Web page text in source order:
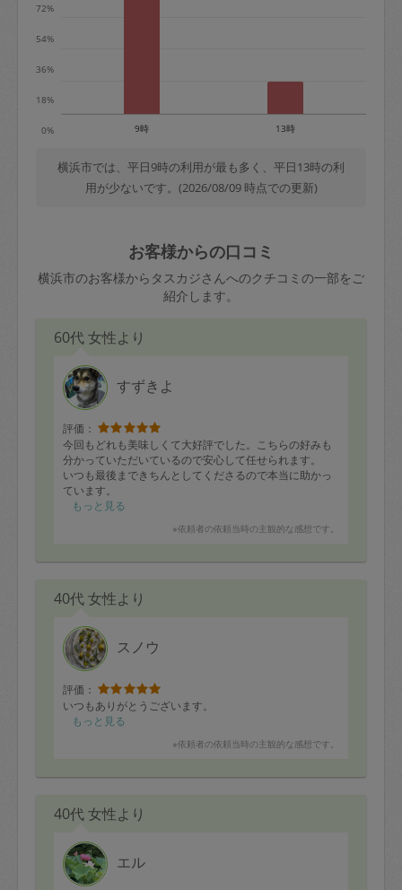
0%
18%
36%
54%
72%
9時 13時
横浜市では、平日9時の利用が最も多く、平日13時の利
用が少ないです。(2026/08/09 時点での更新)
お客様からの口コミ
横浜市のお客様からタスカジさんへのクチコミの一部をご
紹介します。
60代 女性より
すずきよ
評価：
今回もどれも美味しくて大好評でした。こちらの好みも
分かっていただいているので安心して任せられます。
いつも最後まできちんとしてくださるので本当に助かっ
ています。
もっと見る
※依頼者の依頼当時の主観的な感想です。
40代 女性より
スノウ
評価：
いつもありがとうございます。
もっと見る
※依頼者の依頼当時の主観的な感想です。
40代 女性より
エル